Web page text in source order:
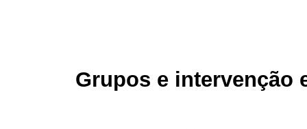
Grupos e intervenção